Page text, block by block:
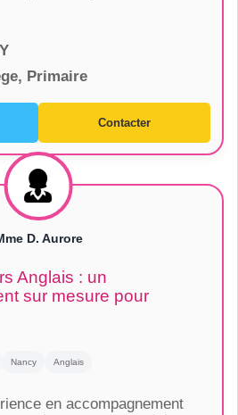
Primaire
Contacter
D. Aurore
Anglais : un
sur mesure pour
Nancy Anglais
en accompagnement